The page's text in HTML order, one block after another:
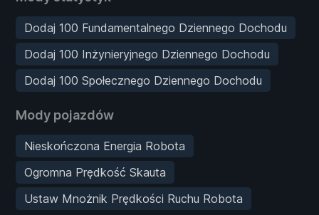
Dodaj 100 Fundamentalnego Dziennego Dochodu
Dodaj 100 Inżynieryjnego Dziennego Dochodu
Dodaj 100 Społecznego Dziennego Dochodu
Mody pojazdów
Nieskończona Energia Robota
Ogromna Prędkość Skauta
Ustaw Mnożnik Prędkości Ruchu Robota